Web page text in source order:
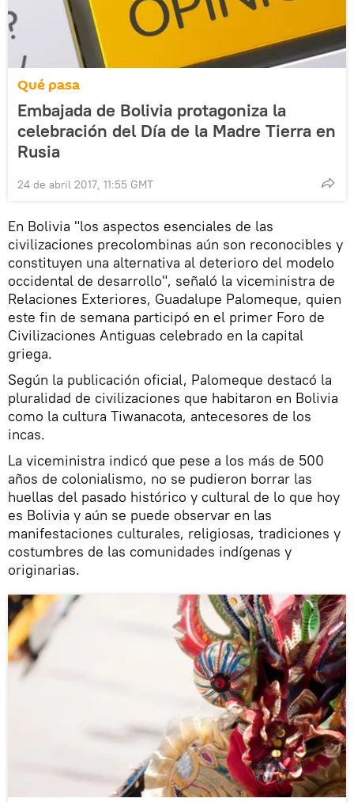
Qué pasa
Embajada de Bolivia protagoniza la
celebración del Día de la Madre Tierra en
Rusia
24 de abril 2017, 11:55 GMT
En Bolivia "los aspectos esenciales de las
civilizaciones precolombinas aún son reconocibles y
constituyen una alternativa al deterioro del modelo
occidental de desarrollo", señaló la viceministra de
Relaciones Exteriores, Guadalupe Palomeque, quien
este fin de semana participó en el primer Foro de
Civilizaciones Antiguas celebrado en la capital
griega.
Según la publicación oficial, Palomeque destacó la
pluralidad de civilizaciones que habitaron en Bolivia
como la cultura Tiwanacota, antecesores de los
incas.
La viceministra indicó que pese a los más de 500
años de colonialismo, no se pudieron borrar las
huellas del pasado histórico y cultural de lo que hoy
es Bolivia y aún se puede observar en las
manifestaciones culturales, religiosas, tradiciones y
costumbres de las comunidades indígenas y
originarias.